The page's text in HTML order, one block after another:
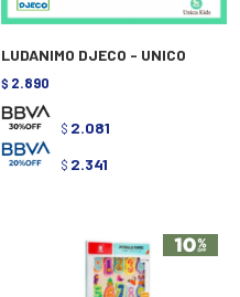
LUDANIMO DJECO - UNICO
$ 2.890
$ 2.081
$ 2.341